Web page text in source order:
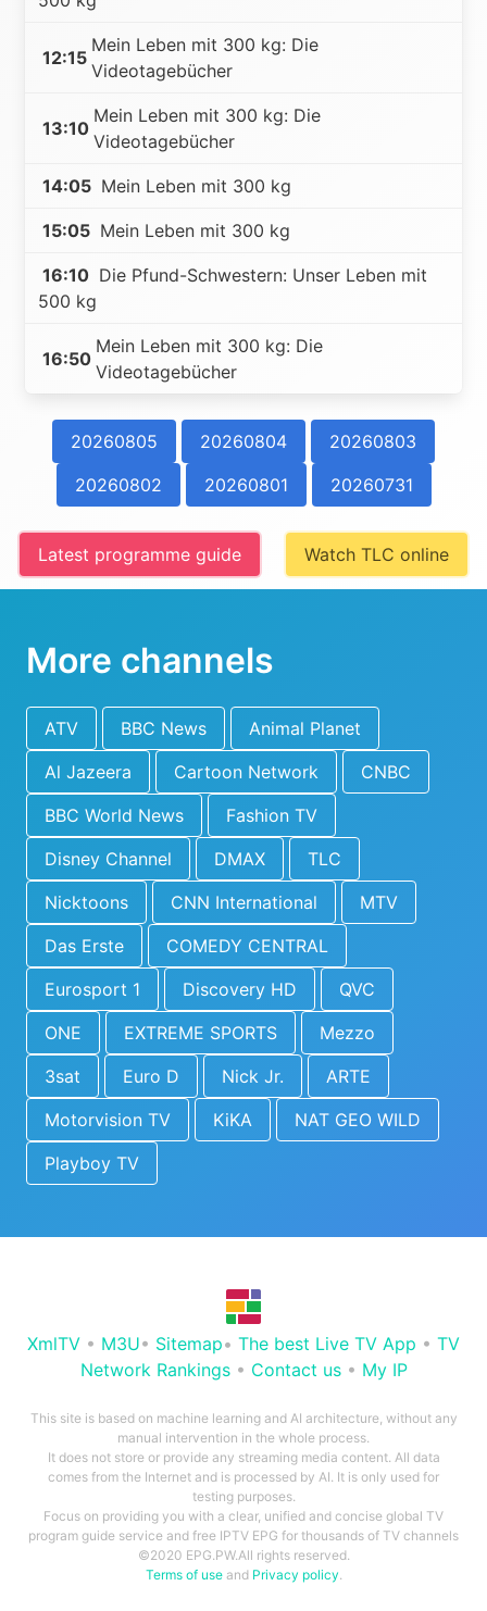
12:15
Mein Leben mit 300 kg: Die
Videotagebücher
13:10
Mein Leben mit 300 kg: Die
Videotagebücher
14:05 Mein Leben mit 300 kg
15:05 Mein Leben mit 300 kg
16:10 Die Pfund-Schwestern: Unser Leben mit
500 kg
16:50
Mein Leben mit 300 kg: Die
Videotagebücher
20260805 20260804
20260803
20260802
20260801 20260731
Latest programme guide Watch TLC online
More channels
ATV BBC News
Animal Planet
Al Jazeera
Cartoon Network
CNBC
BBC World News
Fashion TV
Disney Channel
DMAX
TLC
Nicktoons
CNN International
MTV
Das Erste
COMEDY CENTRAL
Eurosport 1
Discovery HD
QVC
ONE
EXTREME SPORTS
Mezzo
3sat
Euro D Nick Jr.
ARTE
Motorvision TV
KiKA
NAT GEO WILD
Playboy TV
XmlTV • M3U• Sitemap• The best Live TV App • TV
Network Rankings• Contact us• My IP
This site is based on machine learning and AI architecture, without any
manual intervention in the whole process.
It does not store or provide any streaming media content. All data
comes from the Internet and is processed by AI. It is only used for
testing purposes.
Focus on providing you with a clear, unified and concise global TV
program guide service and free IPTV EPG for thousands of TV channels
©2020 EPG.PW.All rights reserved.
Terms of useand Privacy policy.